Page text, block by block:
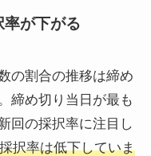
が下がる
の割合の推移は締め
締め切り当日が最も
回の採択率に注目し
択率は低下していま